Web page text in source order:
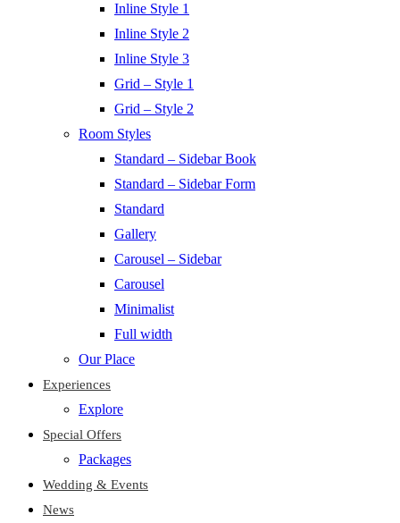
Inline Style 1
Inline Style 2
Inline Style 3
Grid – Style 1
Grid – Style 2
Room Styles
Standard – Sidebar Book
Standard – Sidebar Form
Standard
Gallery
Carousel – Sidebar
Carousel
Minimalist
Full width
Our Place
Experiences
Explore
Special Offers
Packages
Wedding & Events
News